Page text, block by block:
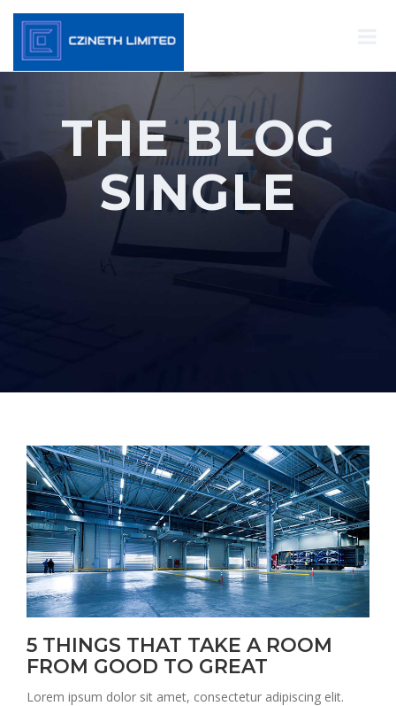
THE BLOG
SINGLE
5 THINGS THAT TAKE A ROOM
FROM GOOD TO GREAT
Lorem ipsum dolor sit amet, consectetur adipiscing elit.